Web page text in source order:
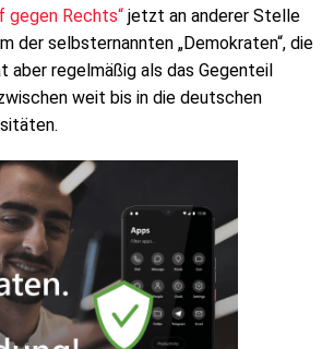
gegen Rechts“ jetzt an anderer Stelle
der selbsternannten „Demokraten“, die
aber regelmäßig als das Gegenteil
weit bis in die deutschen